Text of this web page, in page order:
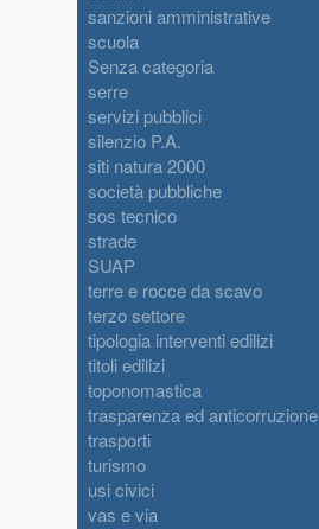
sanzioni amministrative
scuola
Senza categoria
serre
servizi pubblici
silenzio P.A.
siti natura 2000
società pubbliche
sos tecnico
strade
SUAP
terre e rocce da scavo
terzo settore
tipologia interventi edilizi
titoli edilizi
toponomastica
trasparenza ed anticorruzione
trasporti
turismo
usi civici
vas e via